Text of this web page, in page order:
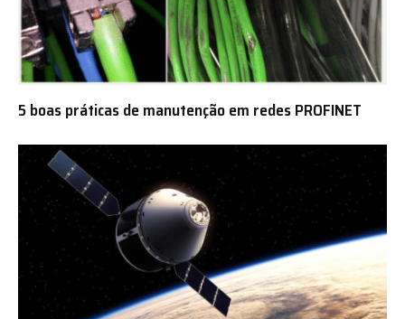
5 boas práticas de manutenção em redes PROFINET